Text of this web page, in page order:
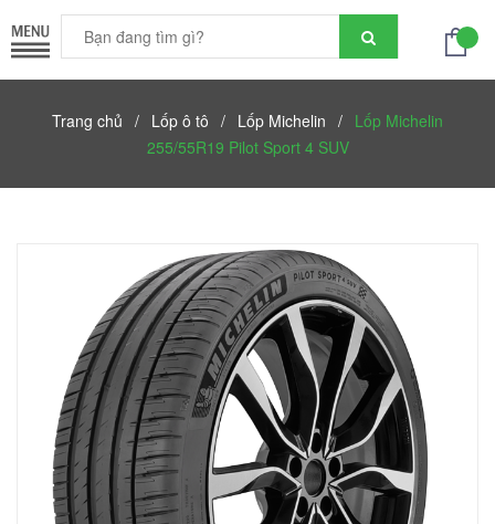
Trang chủ / Lốp ô tô / Lốp Michelin / Lốp Michelin
255/55R19 Pilot Sport 4 SUV